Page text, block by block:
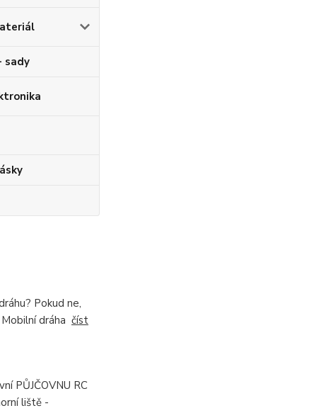
sady
Pokud ne,
dráha číst
PŮJČOVNU RC
liště -